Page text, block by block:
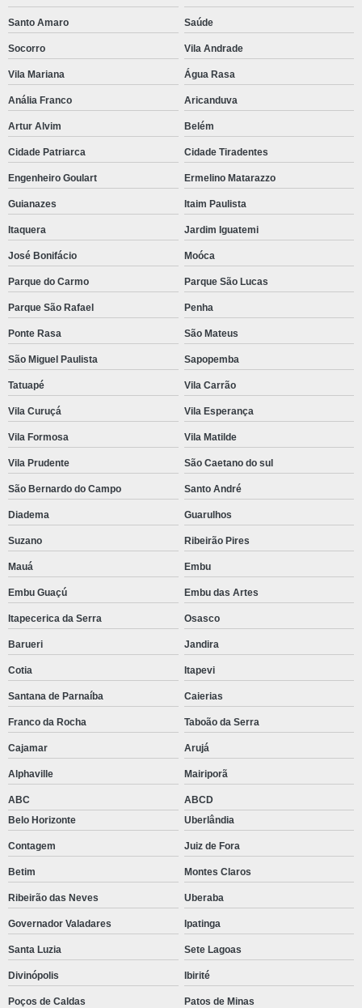
Santo Amaro Saúde
Socorro Vila Andrade
Vila Mariana Água Rasa
Anália Franco Aricanduva
Artur Alvim Belém
Cidade Patriarca Cidade Tiradentes
Engenheiro Goulart Ermelino Matarazzo
Guianazes Itaim Paulista
Itaquera Jardim Iguatemi
José Bonifácio Moóca
Parque do Carmo Parque São Lucas
Parque São Rafael Penha
Ponte Rasa São Mateus
São Miguel Paulista Sapopemba
Tatuapé Vila Carrão
Vila Curuçá Vila Esperança
Vila Formosa Vila Matilde
Vila Prudente São Caetano do sul
São Bernardo do Campo Santo André
Diadema Guarulhos
Suzano Ribeirão Pires
Mauá Embu
Embu Guaçú Embu das Artes
Itapecerica da Serra Osasco
Barueri Jandira
Cotia Itapevi
Santana de Parnaíba Caierias
Franco da Rocha Taboão da Serra
Cajamar Arujá
Alphaville Mairiporã
ABC
ABCD
Belo Horizonte
Uberlândia
Contagem Juiz de Fora
Betim Montes Claros
Ribeirão das Neves Uberaba
Governador Valadares Ipatinga
Santa Luzia Sete Lagoas
Divinópolis Ibirité
Poços de Caldas Patos de Minas